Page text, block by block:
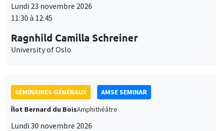
Lundi 23 novembre 2026
11:30 à 12:45
Ragnhild Camilla Schreiner
University of Oslo
SÉMINAIRES GÉNÉRAUX
AMSE SEMINAR
Îlot Bernard du BoisAmphithéâtre
Lundi 30 novembre 2026